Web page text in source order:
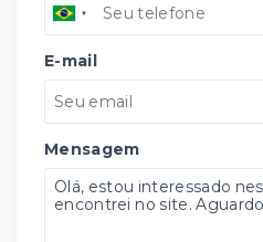
E-mail
Mensagem